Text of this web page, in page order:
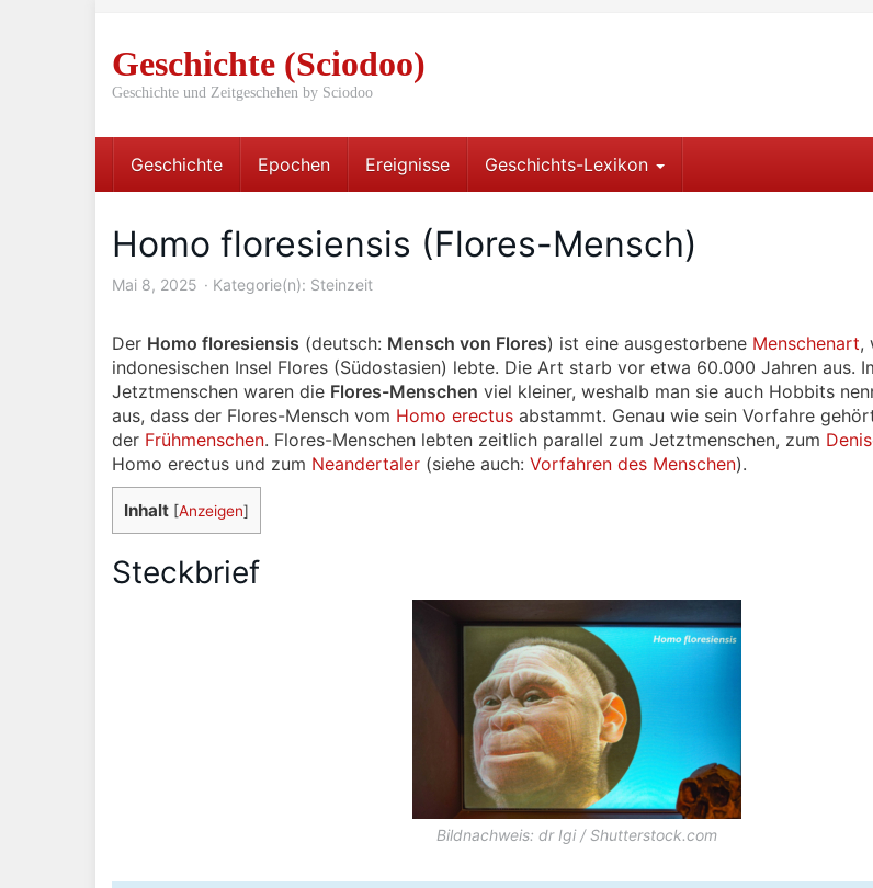
Geschichte (Sciodoo)
Geschichte und Zeitgeschehen by Sciodoo
Geschichte Epochen Ereignisse Geschichts-Lexikon
Homo floresiensis (Flores-Mensch)
Mai 8, 2025 Kategorie(n): Steinzeit
Der Homo floresiensis (deutsch: Mensch von Flores) ist eine ausgestorbene Menschenart,
indonesischen Insel Flores (Südostasien) lebte. Die Art starb vor etwa 60.000 Jahren aus.
Jetztmenschen waren die Flores-Menschen viel kleiner, weshalb man sie auch Hobbits
aus, dass der Flores-Mensch vom Homo erectus abstammt. Genau wie sein Vorfahre
der Frühmenschen. Flores-Menschen lebten zeitlich parallel zum Jetztmenschen, zum
Homo erectus und zum Neandertaler (siehe auch: Vorfahren des Menschen).
Inhalt [Anzeigen]
Steckbrief
Bildnachweis: dr Igi / Shutterstock.com